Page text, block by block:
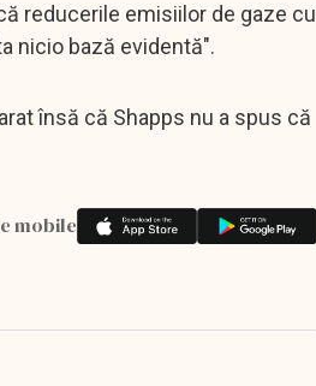
reducerile emisiilor de gaze cu
nicio bază evidentă".
însă că Shapps nu a spus că
mobile